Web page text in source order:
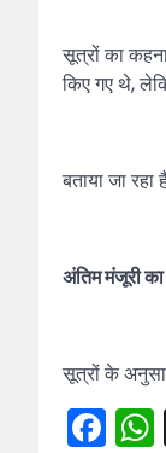
सूत्रों का
किए गए थे,
बताया जा
अंतिम मंजूरी
सूत्रों के